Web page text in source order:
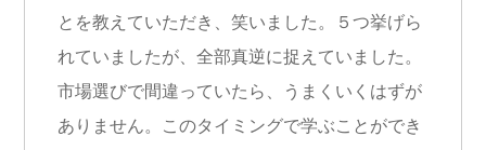
とを教えていただき、笑いました。５つ挙げら
れていましたが、全部真逆に捉えていました。
市場選びで間違っていたら、うまくいくはずが
ありません。このタイミングで学ぶことができ